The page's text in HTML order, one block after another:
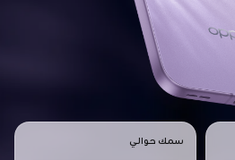
سمك حوالي